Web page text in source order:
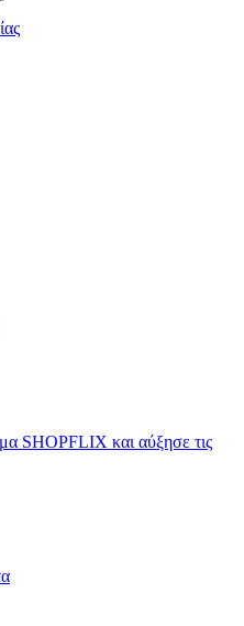
SHOPFLIX και αύξησε τις